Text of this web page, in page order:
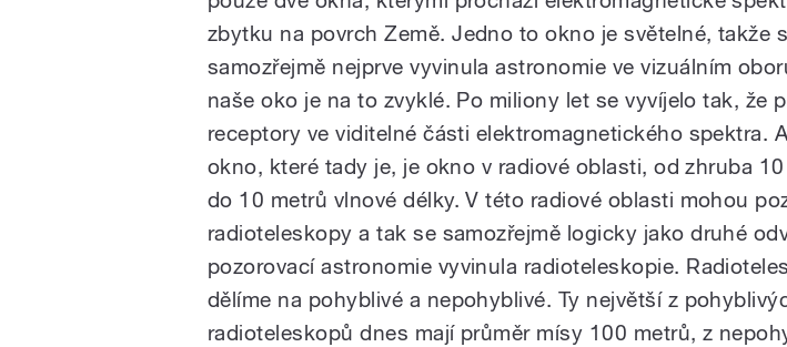
zbytku na povrch Země. Jedno to okno je světelné, takže
samozřejmě nejprve vyvinula astronomie ve vizuálním
naše oko je na to zvyklé. Po miliony let se vyvíjelo tak, že
receptory ve viditelné části elektromagnetického spektra.
okno, které tady je, je okno v radiové oblasti, od zhruba
do 10 metrů vlnové délky. V této radiové oblasti mohou
radioteleskopy a tak se samozřejmě logicky jako druhé
pozorovací astronomie vyvinula radioteleskopie.
dělíme na pohyblivé a nepohyblivé. Ty největší z
radioteleskopů dnes mají průměr mísy 100 metrů, z